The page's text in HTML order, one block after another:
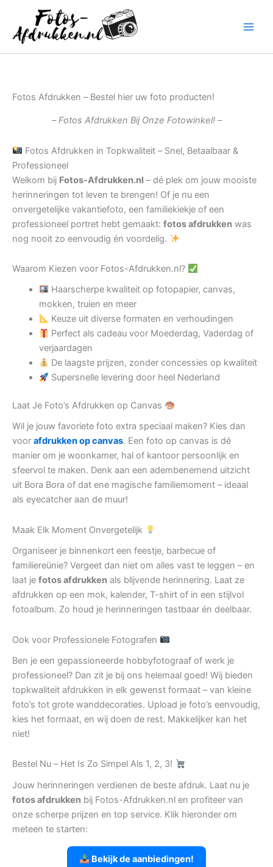
inhoud
Fotos Afdrukken – Bestel hier uw foto producten!
– Fotos Afdrukken Bij Onze Fotowinkel! –
Fotos Afdrukken in Topkwaliteit – Snel, Betaalbaar &
Professioneel
Welkom bij Fotos-Afdrukken.nl – dé plek om jouw mooiste
herinneringen tot leven te brengen! Of je nu een
onvergetelijke vakantiefoto, een familiekiekje of een
professioneel portret hebt gemaakt: fotos afdrukken was
nog nooit zo eenvoudig én voordelig.
Waarom Kiezen voor Fotos-Afdrukken.nl?
Haarscherpe kwaliteit op fotopapier, canvas,
mokken, truien en meer
Keuze uit diverse formaten en verhoudingen
Perfect als cadeau voor Moederdag, Vaderdag of
verjaardagen
De laagste prijzen, zonder concessies op kwaliteit
Supersnelle levering door heel Nederland
Laat Je Foto’s Afdrukken op Canvas
Wil je jouw favoriete foto extra speciaal maken? Kies dan
voor afdrukken op canvas. Een foto op canvas is dé
manier om je woonkamer, hal of kantoor persoonlijk en
sfeervol te maken. Denk aan een adembenemend uitzicht
uit Bora Bora of dat ene magische familiemoment – ideaal
als eyecatcher aan de muur!
Maak Elk Moment Onvergetelijk
Organiseer je binnenkort een feestje, barbecue of
familiereünie? Vergeet dan niet om alles vast te leggen – en
laat je fotos afdrukken als blijvende herinnering. Laat ze
afdrukken op een mok, kalender, T-shirt of in een stijlvol
fotoalbum. Zo houd je herinneringen tastbaar én deelbaar.
Ook voor Professionele Fotografen
Ben je een gepassioneerde hobbyfotograaf of werk je
professioneel? Dan zit je bij ons helemaal goed! Wij bieden
topkwaliteit afdrukken in elk gewenst formaat – van kleine
foto’s tot grote wanddecoraties. Upload je foto’s eenvoudig,
kies het formaat, en wij doen de rest. Makkelijker kan het
niet!
Bestel Nu – Het Is Zo Simpel Als 1, 2, 3!
Jouw herinneringen verdienen de beste afdruk. Laat nu je
fotos afdrukken bij Fotos-Afdrukken.nl en profiteer van
onze scherpe prijzen en top service. Klik hieronder om
meteen te starten:
Bekijk de aanbiedingen!